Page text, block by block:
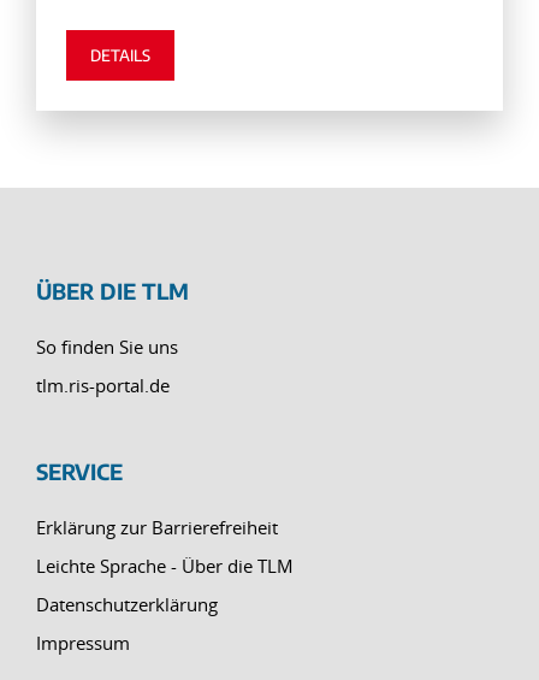
DETAILS
ÜBER DIE TLM
So finden Sie uns
tlm.ris-portal.de
SERVICE
Erklärung zur Barrierefreiheit
Leichte Sprache - Über die TLM
Datenschutzerklärung
Impressum